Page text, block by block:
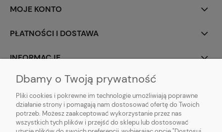
MOJE KONTO
PŁATNOŚCI I DOSTAWA
INFORMACJE
O NAS
Dbamy o Twoją prywatność
Pliki cookies i pokrewne im technologie umożliwiają poprawne
działanie strony i pomagają nam dostosować ofertę do Twoich
potrzeb. Możesz zaakceptować wykorzystanie przez nas
wszystkich tych plików i przejść do sklepu lub dostosować